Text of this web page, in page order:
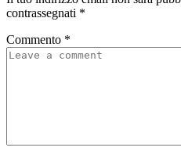
contrassegnati *
Commento *